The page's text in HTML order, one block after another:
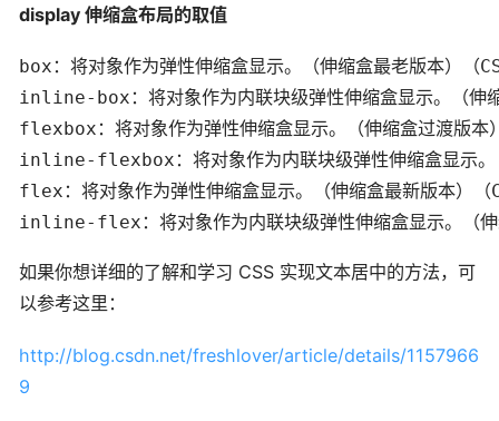
display 伸缩盒布局的取值
box：将对象作为弹性伸缩盒显示。（伸缩盒最老版本）（
inline-box：将对象作为内联块级弹性伸缩盒显示。（伸
flexbox：将对象作为弹性伸缩盒显示。（伸缩盒过渡版本
inline-flexbox：将对象作为内联块级弹性伸缩盒显示。
flex：将对象作为弹性伸缩盒显示。（伸缩盒最新版本）（
如果你想详细的了解和学习 CSS 实现文本居中的方法，可
以参考这里：
http://blog.csdn.net/freshlover/article/details/1157966
9